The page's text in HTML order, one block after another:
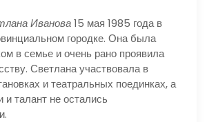
Иванова15 мая 1985 года в
городке. Она была
в семье и очень рано проявила
Светлана участвовала в
и театральных поединках, а
и талант не остались